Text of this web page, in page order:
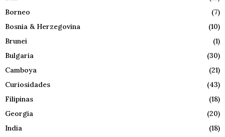
Borneo
(7)
Bosnia & Herzegovina
(10)
Brunei
(1)
Bulgaria
(30)
Camboya
(21)
Curiosidades
(43)
Filipinas
(18)
Georgia
(20)
India
(18)